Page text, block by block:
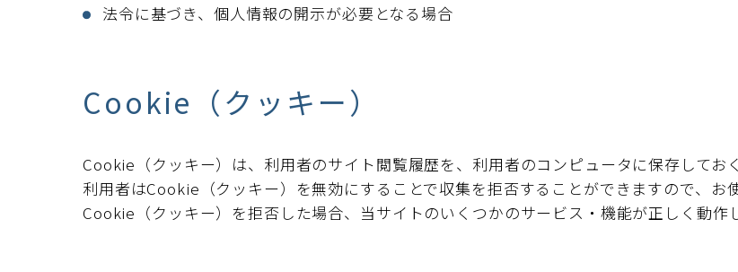
法令に基づき、個人情報の開示が必要となる場合
Cookie（クッキー）
Cookie（クッキー）は、利用者のサイト閲覧履歴を、利用者のコンピュータに保存してお
利用者はCookie（クッキー）を無効にすることで収集を拒否することができますので、お
Cookie（クッキー）を拒否した場合、当サイトのいくつかのサービス・機能が正しく動作